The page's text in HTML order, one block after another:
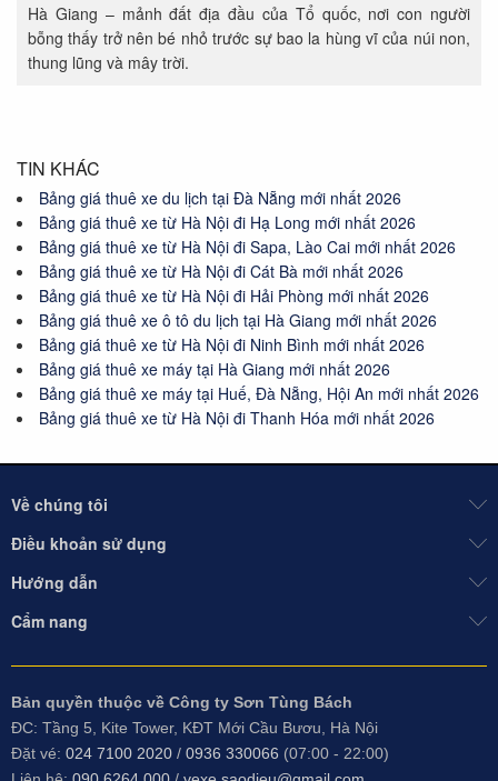
Hà Giang – mảnh đất địa đầu của Tổ quốc, nơi con người
bỗng thấy trở nên bé nhỏ trước sự bao la hùng vĩ của núi non,
thung lũng và mây trời.
TIN KHÁC
Bảng giá thuê xe du lịch tại Đà Nẵng mới nhất 2026
Bảng giá thuê xe từ Hà Nội đi Hạ Long mới nhất 2026
Bảng giá thuê xe từ Hà Nội đi Sapa, Lào Cai mới nhất 2026
Bảng giá thuê xe từ Hà Nội đi Cát Bà mới nhất 2026
Bảng giá thuê xe từ Hà Nội đi Hải Phòng mới nhất 2026
Bảng giá thuê xe ô tô du lịch tại Hà Giang mới nhất 2026
Bảng giá thuê xe từ Hà Nội đi Ninh Bình mới nhất 2026
Bảng giá thuê xe máy tại Hà Giang mới nhất 2026
Bảng giá thuê xe máy tại Huế, Đà Nẵng, Hội An mới nhất 2026
Bảng giá thuê xe từ Hà Nội đi Thanh Hóa mới nhất 2026
Về chúng tôi
Điều khoản sử dụng
Hướng dẫn
Cẩm nang
Bản quyền thuộc về Công ty Sơn Tùng Bách
ĐC: Tầng 5, Kite Tower, KĐT Mới Cầu Bươu, Hà Nội
Đặt vé: 024 7100 2020 / 0936 330066 (07:00 - 22:00)